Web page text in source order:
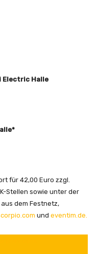
Zenith*
Zenith*
– Messe
Electric Halle
für 42,00 Euro zzgl.
Stellen sowie unter der
dem Festnetz,
und eventim.de.